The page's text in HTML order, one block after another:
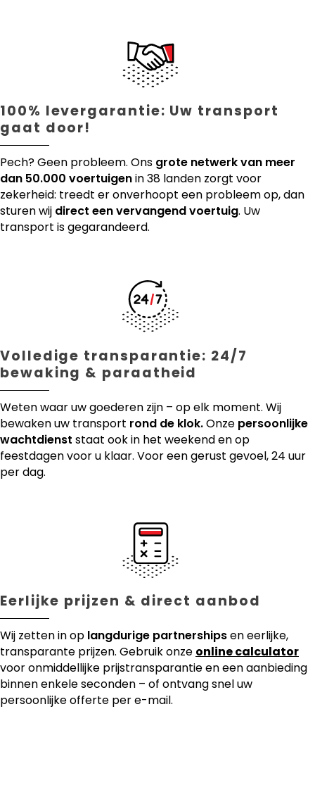
100% levergarantie: Uw transport
gaat door!
Pech? Geen probleem. Ons grote netwerk van meer
dan 50.000 voertuigenin 38 landen zorgt voor
zekerheid: treedt er onverhoopt een probleem op, dan
sturen wij direct een vervangend voertuig. Uw
transport is gegarandeerd.
Volledige transparantie: 24/7
bewaking & paraatheid
Weten waar uw goederen zijn – op elk moment. Wij
bewaken uw transport rond de klok.Onze persoonlijke
wachtdienst staat ook in het weekend en op
feestdagen voor u klaar. Voor een gerust gevoel, 24 uur
per dag.
Eerlijke prijzen & direct aanbod
Wij zetten in op langdurige partnershipsen eerlijke,
transparante prijzen. Gebruik onze online calculator
voor onmiddellijke prijstransparantie en een aanbieding
binnen enkele seconden – of ontvang snel uw
persoonlijke offerte per e-mail.